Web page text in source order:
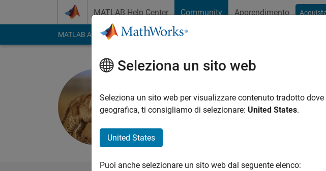
MATLAB Help Center Community Apprendimento
MATLAB Answers File Exchange Cody
Attivo dal 2021
Followers:0Following:0
Seleziona un sito web
Seleziona un sito web per visualizzare contenuto tradotto
geografica, ti consigliamo di selezionare: United States.
United States
Puoi anche selezionare un sito web dal seguente elenco: